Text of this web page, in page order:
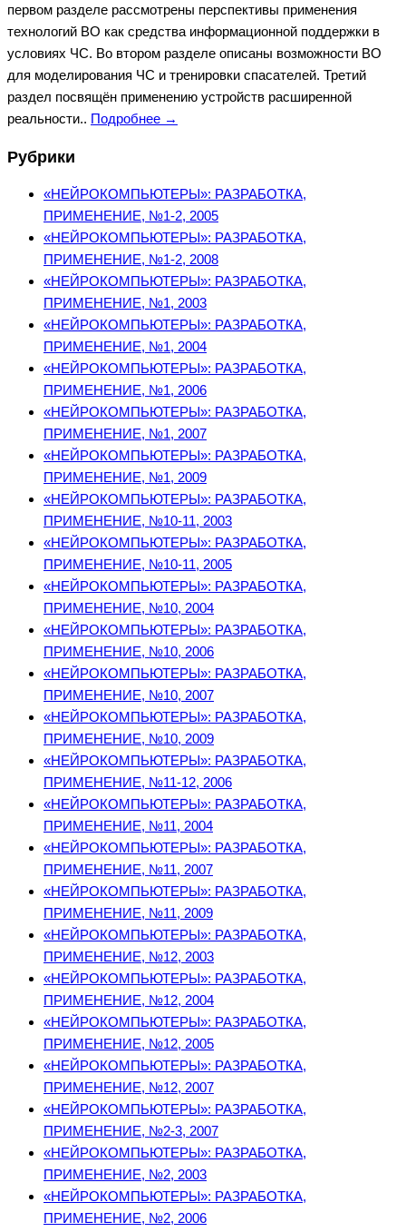
первом разделе рассмотрены перспективы применения
технологий ВО как средства информационной поддержки в
условиях ЧС. Во втором разделе описаны возможности ВО
для моделирования ЧС и тренировки спасателей. Третий
раздел посвящён применению устройств расширенной
реальности.. Подробнее →
Рубрики
«НЕЙРОКОМПЬЮТЕРЫ»: РАЗРАБОТКА,
ПРИМЕНЕНИЕ, №1-2, 2005
«НЕЙРОКОМПЬЮТЕРЫ»: РАЗРАБОТКА,
ПРИМЕНЕНИЕ, №1-2, 2008
«НЕЙРОКОМПЬЮТЕРЫ»: РАЗРАБОТКА,
ПРИМЕНЕНИЕ, №1, 2003
«НЕЙРОКОМПЬЮТЕРЫ»: РАЗРАБОТКА,
ПРИМЕНЕНИЕ, №1, 2004
«НЕЙРОКОМПЬЮТЕРЫ»: РАЗРАБОТКА,
ПРИМЕНЕНИЕ, №1, 2006
«НЕЙРОКОМПЬЮТЕРЫ»: РАЗРАБОТКА,
ПРИМЕНЕНИЕ, №1, 2007
«НЕЙРОКОМПЬЮТЕРЫ»: РАЗРАБОТКА,
ПРИМЕНЕНИЕ, №1, 2009
«НЕЙРОКОМПЬЮТЕРЫ»: РАЗРАБОТКА,
ПРИМЕНЕНИЕ, №10-11, 2003
«НЕЙРОКОМПЬЮТЕРЫ»: РАЗРАБОТКА,
ПРИМЕНЕНИЕ, №10-11, 2005
«НЕЙРОКОМПЬЮТЕРЫ»: РАЗРАБОТКА,
ПРИМЕНЕНИЕ, №10, 2004
«НЕЙРОКОМПЬЮТЕРЫ»: РАЗРАБОТКА,
ПРИМЕНЕНИЕ, №10, 2006
«НЕЙРОКОМПЬЮТЕРЫ»: РАЗРАБОТКА,
ПРИМЕНЕНИЕ, №10, 2007
«НЕЙРОКОМПЬЮТЕРЫ»: РАЗРАБОТКА,
ПРИМЕНЕНИЕ, №10, 2009
«НЕЙРОКОМПЬЮТЕРЫ»: РАЗРАБОТКА,
ПРИМЕНЕНИЕ, №11-12, 2006
«НЕЙРОКОМПЬЮТЕРЫ»: РАЗРАБОТКА,
ПРИМЕНЕНИЕ, №11, 2004
«НЕЙРОКОМПЬЮТЕРЫ»: РАЗРАБОТКА,
ПРИМЕНЕНИЕ, №11, 2007
«НЕЙРОКОМПЬЮТЕРЫ»: РАЗРАБОТКА,
ПРИМЕНЕНИЕ, №11, 2009
«НЕЙРОКОМПЬЮТЕРЫ»: РАЗРАБОТКА,
ПРИМЕНЕНИЕ, №12, 2003
«НЕЙРОКОМПЬЮТЕРЫ»: РАЗРАБОТКА,
ПРИМЕНЕНИЕ, №12, 2004
«НЕЙРОКОМПЬЮТЕРЫ»: РАЗРАБОТКА,
ПРИМЕНЕНИЕ, №12, 2005
«НЕЙРОКОМПЬЮТЕРЫ»: РАЗРАБОТКА,
ПРИМЕНЕНИЕ, №12, 2007
«НЕЙРОКОМПЬЮТЕРЫ»: РАЗРАБОТКА,
ПРИМЕНЕНИЕ, №2-3, 2007
«НЕЙРОКОМПЬЮТЕРЫ»: РАЗРАБОТКА,
ПРИМЕНЕНИЕ, №2, 2003
«НЕЙРОКОМПЬЮТЕРЫ»: РАЗРАБОТКА,
ПРИМЕНЕНИЕ, №2, 2006